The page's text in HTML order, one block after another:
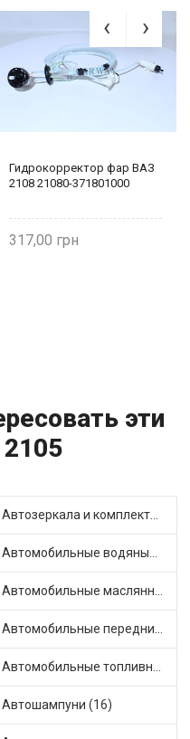
Гидрокорректор фар ВАЗ
2108 21080-371801000
317,00
эти
Автозеркала и комплектующие (7)
Автомобильные водяные насосы (14)
Автомобильные маслянные насосы (7)
Автомобильные передние фары (6)
Автомобильные топливные насосы (16)
Автошампуни (16)